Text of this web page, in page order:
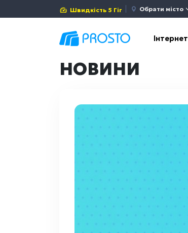
Швидкість 5 Гіг Обрати місто
Інтернет
НОВИНИ